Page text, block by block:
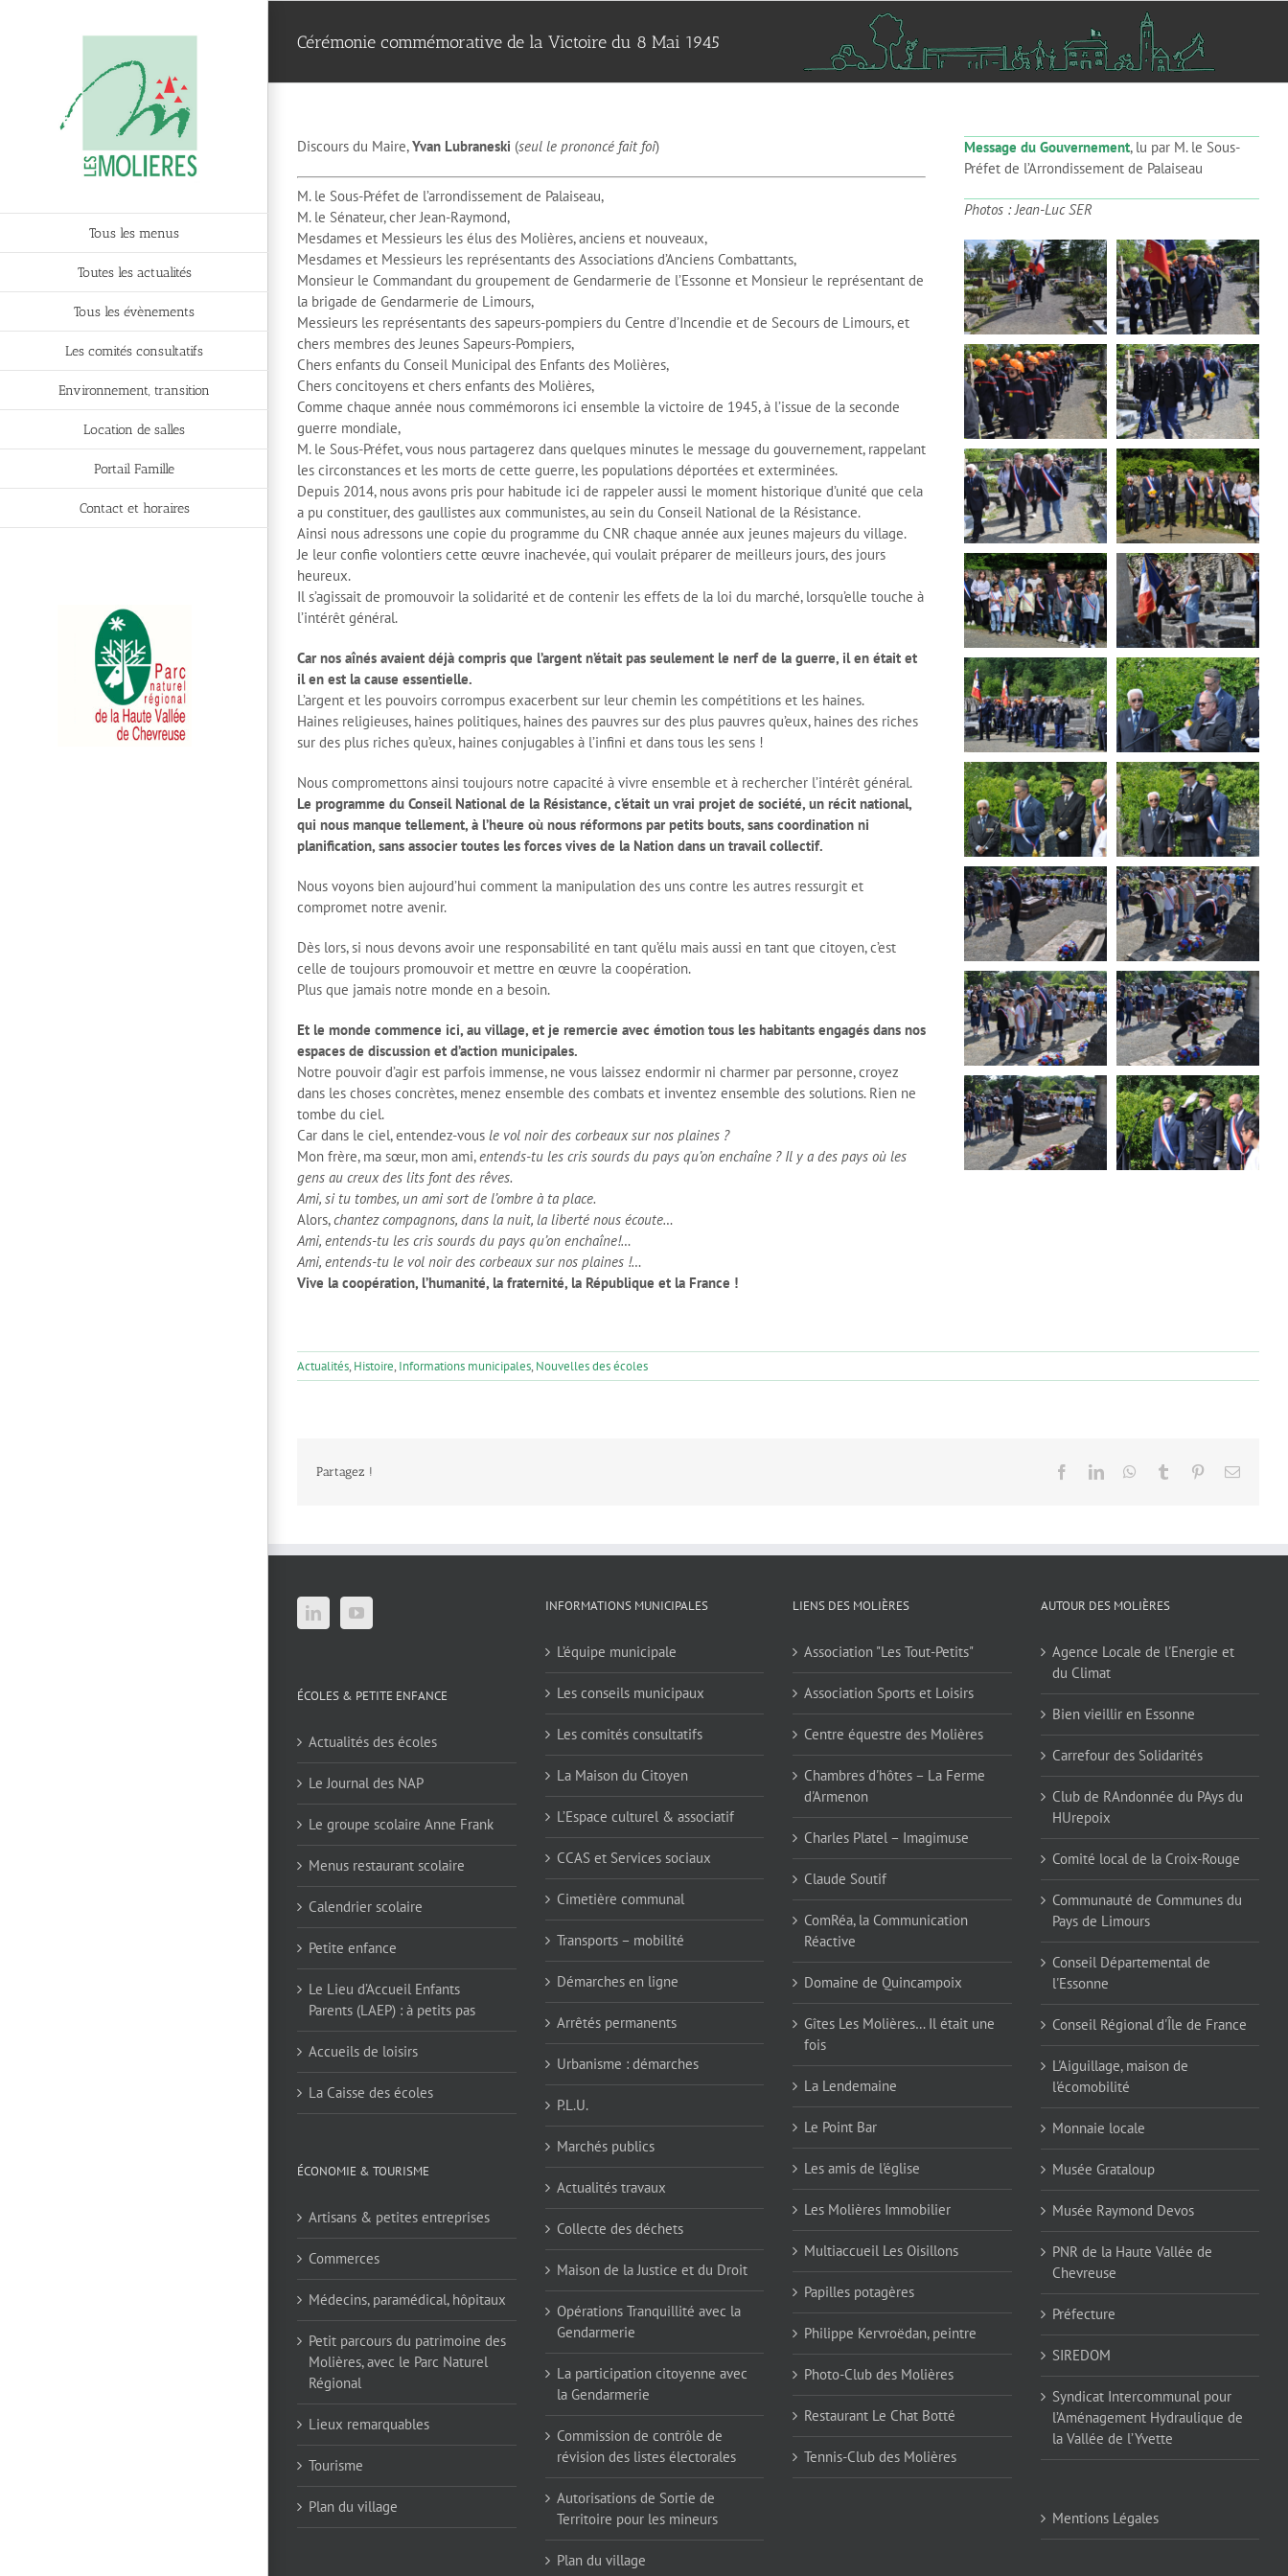
Tous les menus
Toutes les actualités
Tous les évènements
Les comités consultatifs
Environnement, transition
Location de salles
Portail Famille
Contact et horaires
Cérémonie commémorative de la Victoire du 8 Mai 1945
Discours du Maire,Yvan Lubraneski (seul le prononcé fait foi)
M. le Sous-Préfet de l’arrondissement de Palaiseau,
M. le Sénateur, cher Jean-Raymond,
Mesdames et Messieurs les élus des Molières, anciens et nouveaux,
Mesdames et Messieurs les représentants des Associations d’Anciens Combattants,
Monsieur le Commandant du groupement de Gendarmerie de l’Essonne et Monsieur le représentant de
la brigade de Gendarmerie de Limours,
Messieurs les représentants des sapeurs-pompiers du Centre d’Incendie et de Secours de Limours, et
chers membres des Jeunes Sapeurs-Pompiers,
Chers enfants du Conseil Municipal des Enfants des Molières,
Chers concitoyens et chers enfants des Molières,
Comme chaque année nous commémorons ici ensemble la victoire de 1945, à l’issue de la seconde
guerre mondiale,
M. le Sous-Préfet, vous nous partagerez dans quelques minutes le message du gouvernement, rappelant
les circonstances et les morts de cette guerre, les populations déportées et exterminées.
Depuis 2014, nous avons pris pour habitude ici de rappeler aussi le moment historique d’unité que cela
a pu constituer, des gaullistes aux communistes, au sein du Conseil National de la Résistance.
Ainsi nous adressons une copie du programme du CNR chaque année aux jeunes majeurs du village.
Je leur confie volontiers cette œuvre inachevée, qui voulait préparer de meilleurs jours, des jours
heureux.
Il s’agissait de promouvoir la solidarité et de contenir les effets de la loi du marché, lorsqu’elle touche à
l’intérêt général.
Car nos aînés avaient déjà compris que l’argent n’était pas seulement le nerf de la guerre, il en était et
il en est la cause essentielle.
L’argent et les pouvoirs corrompus exacerbent sur leur chemin les compétitions et les haines.
Haines religieuses, haines politiques, haines des pauvres sur des plus pauvres qu’eux, haines des riches
sur des plus riches qu’eux, haines conjugables à l’infini et dans tous les sens !
Nous compromettons ainsi toujours notre capacité à vivre ensemble et à rechercher l’intérêt général.
Le programme du Conseil National de la Résistance, c’était un vrai projet de société, un récit national,
qui nous manque tellement, à l’heure où nous réformons par petits bouts, sans coordination ni
planification, sans associer toutes les forces vives de la Nation dans un travail collectif.
Nous voyons bien aujourd’hui comment la manipulation des uns contre les autres ressurgit et
compromet notre avenir.
Dès lors, si nous devons avoir une responsabilité en tant qu’élu mais aussi en tant que citoyen, c’est
celle de toujours promouvoir et mettre en œuvre la coopération.
Plus que jamais notre monde en a besoin.
Et le monde commence ici, au village, et je remercie avec émotion tous les habitants engagés dans nos
espaces de discussion et d’action municipales.
Notre pouvoir d’agir est parfois immense, ne vous laissez endormir ni charmer par personne, croyez
dans les choses concrètes, menez ensemble des combats et inventez ensemble des solutions. Rien ne
tombe du ciel.
Car dans le ciel, entendez-vousle vol noir des corbeaux sur nos plaines ?
Mon frère, ma sœur, mon ami,entends-tu les cris sourds du pays qu’on enchaîne ? Il y a des pays où les
gens au creux des lits font des rêves.
Ami, si tu tombes, un ami sort de l’ombre à ta place.
Alors,chantez compagnons, dans la nuit, la liberté nous écoute…
Ami, entends-tu les cris sourds du pays qu’on enchaîne!…
Ami, entends-tu le vol noir des corbeaux sur nos plaines !…
Vive la coopération, l’humanité, la fraternité, la République et la France !
Message du Gouvernement, lu par M. le Sous-
Préfet de l’Arrondissement de Palaiseau
Photos : Jean-Luc SER
Actualités, Histoire, Informations municipales, Nouvelles des écoles
Partagez ! FacebookLinkedInWhatsApp
Tumblr PinterestEmail
ÉCOLES & PETITE ENFANCE
Actualités des écoles
Le Journal des NAP
Le groupe scolaire Anne Frank
Menus restaurant scolaire
Calendrier scolaire
Petite enfance
Le Lieu d’Accueil Enfants
Parents (LAEP) : à petits pas
Accueils de loisirs
La Caisse des écoles
ÉCONOMIE & TOURISME
Artisans & petites entreprises
Commerces
Médecins, paramédical, hôpitaux
Petit parcours du patrimoine des
Molières, avec le Parc Naturel
Régional
Lieux remarquables
Tourisme
Plan du village
INFORMATIONS MUNICIPALES
L’équipe municipale
Les conseils municipaux
Les comités consultatifs
La Maison du Citoyen
L’Espace culturel & associatif
CCAS et Services sociaux
Cimetière communal
Transports – mobilité
Démarches en ligne
Arrêtés permanents
Urbanisme : démarches
P.L.U.
Marchés publics
Actualités travaux
Collecte des déchets
Maison de la Justice et du Droit
Opérations Tranquillité avec la
Gendarmerie
La participation citoyenne avec
la Gendarmerie
Commission de contrôle de
révision des listes électorales
Autorisations de Sortie de
Territoire pour les mineurs
Plan du village
LIENS DES MOLIÈRES
Association "Les Tout-Petits"
Association Sports et Loisirs
Centre équestre des Molières
Chambres d'hôtes – La Ferme
d'Armenon
Charles Platel – Imagimuse
Claude Soutif
ComRéa, la Communication
Réactive
Domaine de Quincampoix
Gîtes Les Molières… Il était une
fois
La Lendemaine
Le Point Bar
Les amis de l'église
Les Molières Immobilier
Multiaccueil Les Oisillons
Papilles potagères
Philippe Kervroëdan, peintre
Photo-Club des Molières
Restaurant Le Chat Botté
Tennis-Club des Molières
AUTOUR DES MOLIÈRES
Agence Locale de l'Energie et
du Climat
Bien vieillir en Essonne
Carrefour des Solidarités
Club de RAndonnée du PAys du
HUrepoix
Comité local de la Croix-Rouge
Communauté de Communes du
Pays de Limours
Conseil Départemental de
l'Essonne
Conseil Régional d'Île de France
L'Aiguillage, maison de
l'écomobilité
Monnaie locale
Musée Grataloup
Musée Raymond Devos
PNR de la Haute Vallée de
Chevreuse
Préfecture
SIREDOM
Syndicat Intercommunal pour
l’Aménagement Hydraulique de
la Vallée de l’Yvette
Mentions Légales